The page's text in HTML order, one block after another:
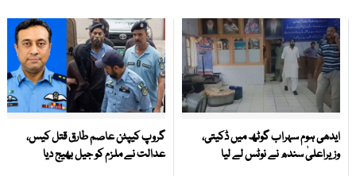
ایدھی ہوم سہراب گوٹھ میں ڈکیتی،
وزیراعلیٰ سندھ نے نوٹس لے لیا
گروپ کیپٹن عاصم طارق قتل کیس،
عدالت نے ملزم کو جیل بھیج دیا